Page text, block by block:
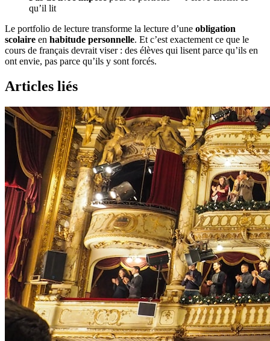
qu’il lit
Le portfolio de lecture transforme la lecture d’une obligation
scolaire en habitude personnelle. Et c’est exactement ce que le
cours de français devrait viser : des élèves qui lisent parce qu’ils en
ont envie, pas parce qu’ils y sont forcés.
Articles liés